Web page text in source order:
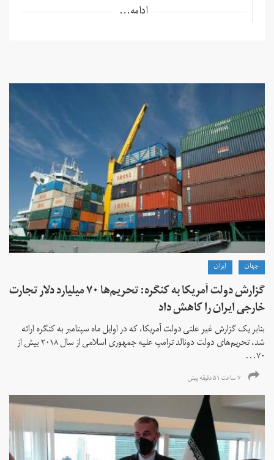
ادامه...
جهان ايران
گزارش دولت آمریکا به کنگره: تحریم‌ها ۷۰ میلیارد دلار تجارت
خارجی ایران را کاهش داد
بنابر یک گزارش غیر علنی دولت آمریکا، که در اوایل ماه سپتامبر به کنگره ارائه
شد، تحریم‌های دولت دونالد ترامپ علیه جمهوری اسلامی از سال ۲۰۱۸ بیش از
۷۰...
۷ ساعت ۵۱ دقیقه پیش